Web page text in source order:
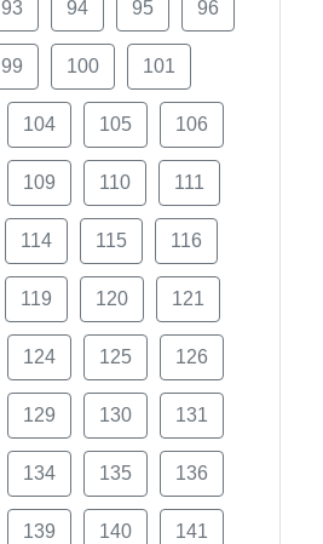
93 94 95 96
99 100 101
104 105 106
109 110 111
114 115 116
119 120 121
124 125 126
129 130 131
134 135 136
139 140 141